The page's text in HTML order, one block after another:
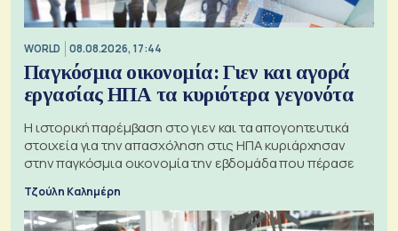
WORLD 08.08.2026, 17:44
Παγκόσμια οικονομία: Γιεν και αγορά
εργασίας ΗΠΑ τα κυριότερα γεγονότα
Η ιστορική παρέμβαση στο γιεν και τα απογοητευτικά
στοιχεία για την απασχόληση στις ΗΠΑ κυριάρχησαν
στην παγκόσμια οικονομία την εβδομάδα που πέρασε
Τζούλη Καλημέρη